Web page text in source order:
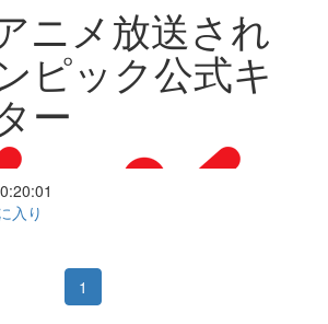
ニメ放送され
ピック公式キ
ー
入り
1